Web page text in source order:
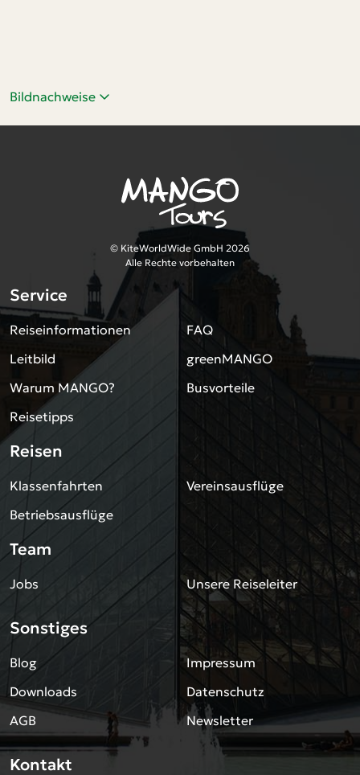
Aachen-Lichtenbusch
Bielefeld
Braunschweig
Bremen
Dortmund
Düsseldorf
Essen
Hannover
Heilbronn
Köln/Bonn Flughafen
Mannheim
Montabaur bei Koblenz
Münster
Nürnberg
Osnabrück
Saarbrücken
Bildnachweise
© KiteWorldWide GmbH 2026
Alle Rechte vorbehalten
Service
Reiseinformationen
Leitbild
Warum MANGO?
Reisetipps
FAQ
greenMANGO
Busvorteile
Reisen
Klassenfahrten
Betriebsausflüge
Vereinsausflüge
Team
Jobs Unsere Reiseleiter
Sonstiges
Blog
Downloads
AGB
Impressum
Datenschutz
Newsletter
Kontakt